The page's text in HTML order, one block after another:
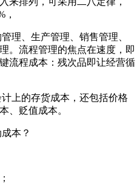
，
理、生产管理、销售管理、
。流程管理的焦点在速度，即
流程成本：残次品即让经营循
上的存货成本，还包括价格
、贬值成本。
本？